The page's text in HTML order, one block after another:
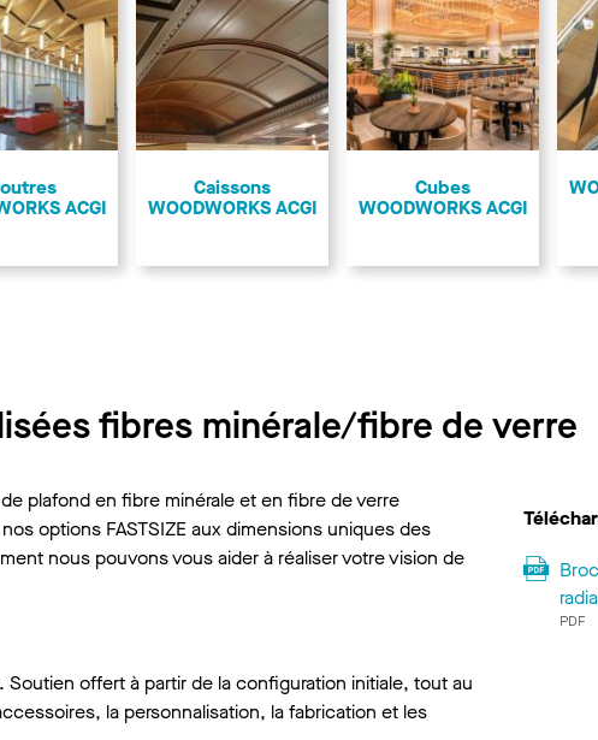
ACGI
Caissons
WOODWORKS ACGI
Cubes
WOODWORKS ACGI
fibres minérale/fibre de verre
plafond en fibre minérale et en fibre de verre
options FASTSIZE aux dimensions uniques des
nous pouvons vous aider à réaliser votre vision de
offert à partir de la configuration initiale, tout au
la personnalisation, la fabrication et les
PDF